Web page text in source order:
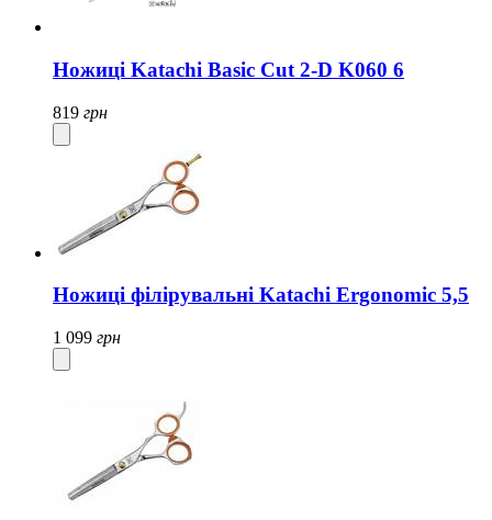
Ножиці Katachi Basic Cut 2-D K060 6
819 грн
Ножиці філірувальні Katachi Ergonomic 5,5
1 099 грн